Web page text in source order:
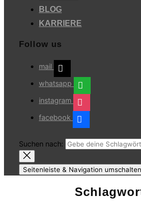
BLOG
KARRIERE
Follow us
mail
whatsapp
instagram
facebook
Suchen nach:
Seitenleiste & Navigation umschalten